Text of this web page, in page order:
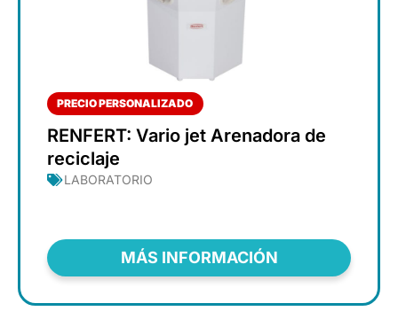
PRECIO PERSONALIZADO
RENFERT: Vario jet Arenadora de
reciclaje
LABORATORIO
MÁS INFORMACIÓN